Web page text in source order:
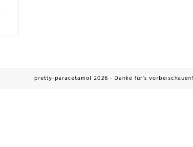
pretty-paracetamol 2026 - Danke für's vorbeischauen!